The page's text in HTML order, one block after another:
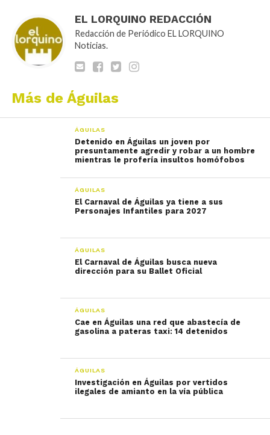
EL LORQUINO REDACCIÓN
Redacción de Periódico EL LORQUINO
Noticias.
Más de Águilas
ÁGUILAS
Detenido en Águilas un joven por
presuntamente agredir y robar a un hombre
mientras le profería insultos homófobos
ÁGUILAS
El Carnaval de Águilas ya tiene a sus
Personajes Infantiles para 2027
ÁGUILAS
El Carnaval de Águilas busca nueva
dirección para su Ballet Oficial
ÁGUILAS
Cae en Águilas una red que abastecía de
gasolina a pateras taxi: 14 detenidos
ÁGUILAS
Investigación en Águilas por vertidos
ilegales de amianto en la vía pública